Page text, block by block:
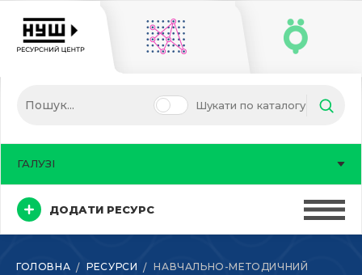
Шукати по каталогу
ДОДАТИ РЕСУРС
ГАЛУЗІ
ГОЛОВНА РЕСУРСИ
НАВЧАЛЬНО-МЕТОДИЧНИЙ